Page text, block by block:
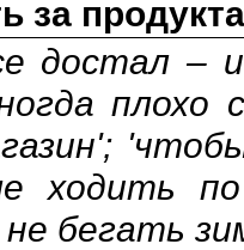
за
достал –
плохо
ходить
бегать